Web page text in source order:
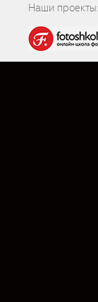
Наши проекты: